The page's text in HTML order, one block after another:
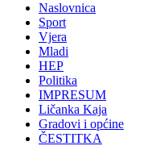
Naslovnica
Sport
Vjera
Mladi
HEP
Politika
IMPRESUM
Ličanka Kaja
Gradovi i općine
ČESTITKA